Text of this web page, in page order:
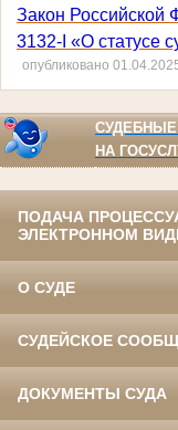
Закон Российской
3132-I «О статусе
опубликовано
НА
ПОДАЧА
ЭЛЕКТРОННОМ
О СУДЕ
СУДЕЙСКОЕ
ДОКУМЕНТЫ СУДА